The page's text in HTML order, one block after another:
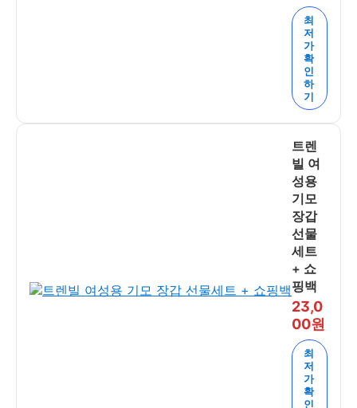
최
저
가
확
인
하
기
트렌
빌 여
성용
기모
장갑
선물
세트
+ 쇼
핑백
23,0
00원
최
저
가
확
인